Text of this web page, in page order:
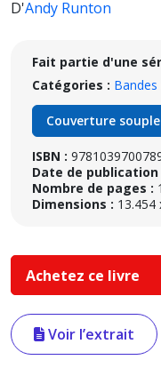
D'Andy Runton
Fait partie d'une
Catégories : Bandes
Couverture souple
ISBN :
Date de publication
Nombre de pages :
Dimensions : 13.454
Achetez ce livre
Voir l’extrait